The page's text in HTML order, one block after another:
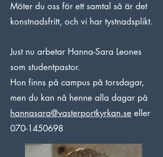
Möter du oss för ett samtal så är det
konstnadsfritt, och vi har tystnadsplikt.
Just nu arbetar Hanna-Sara Leones
som studentpastor.
Hon finns på campus på torsdagar,
men du kan nå henne alla dagar på
hannasara@vasterportkyrkan.se eller
070-1450698